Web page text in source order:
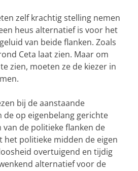
zelf krachtig stelling nemen
heus alternatief is voor het
van beide flanken. Zoals
Ceta laat zien. Maar om
zien, moeten ze de kiezer in
bij de aanstaande
de op eigenbelang gerichte
de politieke flanken de
het politieke midden de eigen
overtuigend en tijdig
alternatief voor de